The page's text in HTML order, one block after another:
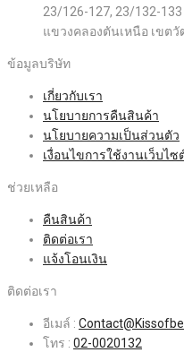
23/126-127, 23/132-
แขวงคลองตันเหนือ เขต
ข้อมูลบริษัท
เกี่ยวกับเรา
นโยบายการคืนสินค้า
นโยบายความเป็นส่วนตัว
เงื่อนไขการใช้งานเว็บไซ
ช่วยเหลือ
คืนสินค้า
ติดต่อเรา
แจ้งโอนเงิน
ติดต่อเรา
อีเมล์ :
โทร : 02-0020132